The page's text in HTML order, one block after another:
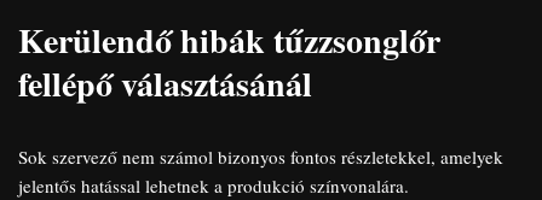
Kerülendő hibák tűzzsonglőr
fellépő választásánál
Sok szervező nem számol bizonyos fontos részletekkel, amelyek
jelentős hatással lehetnek a produkció színvonalára.